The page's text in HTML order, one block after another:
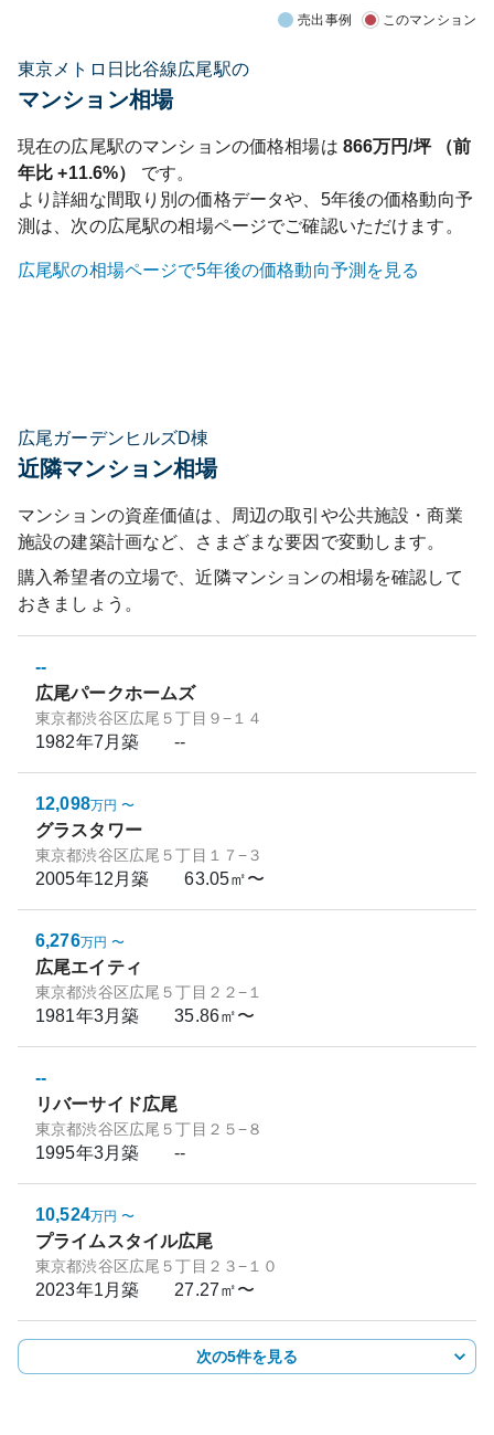
売出事例 このマンション
東京メトロ日比谷線広尾駅の
マンション相場
現在の広尾駅のマンションの価格相場は 866万円/坪 （前
年比+11.6%）
です。
より詳細な間取り別の価格データや、5年後の価格動向予
測は、次の広尾駅の相場ページでご確認いただけます。
広尾駅の相場ページで5年後の価格動向予測を見る
広尾ガーデンヒルズD棟
近隣マンション相場
マンションの資産価値は、周辺の取引や公共施設・商業
施設の建築計画など、さまざまな要因で変動します。
購入希望者の立場で、近隣マンションの相場を確認して
おきましょう。
--
広尾パークホームズ
東京都渋谷区広尾５丁目９−１４
1982年7月築 --
12,098万円 〜
グラスタワー
東京都渋谷区広尾５丁目１７−３
2005年12月築 63.05㎡〜
6,276万円 〜
広尾エイティ
東京都渋谷区広尾５丁目２２−１
1981年3月築 35.86㎡〜
--
リバーサイド広尾
東京都渋谷区広尾５丁目２５−８
1995年3月築 --
10,524万円 〜
プライムスタイル広尾
東京都渋谷区広尾５丁目２３−１０
2023年1月築 27.27㎡〜
次の5件を見る